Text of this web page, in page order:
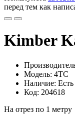
перед тем как
Kimber
Модель: 4TC
Наличие:
Код: 204618
На отрез по 1 метру